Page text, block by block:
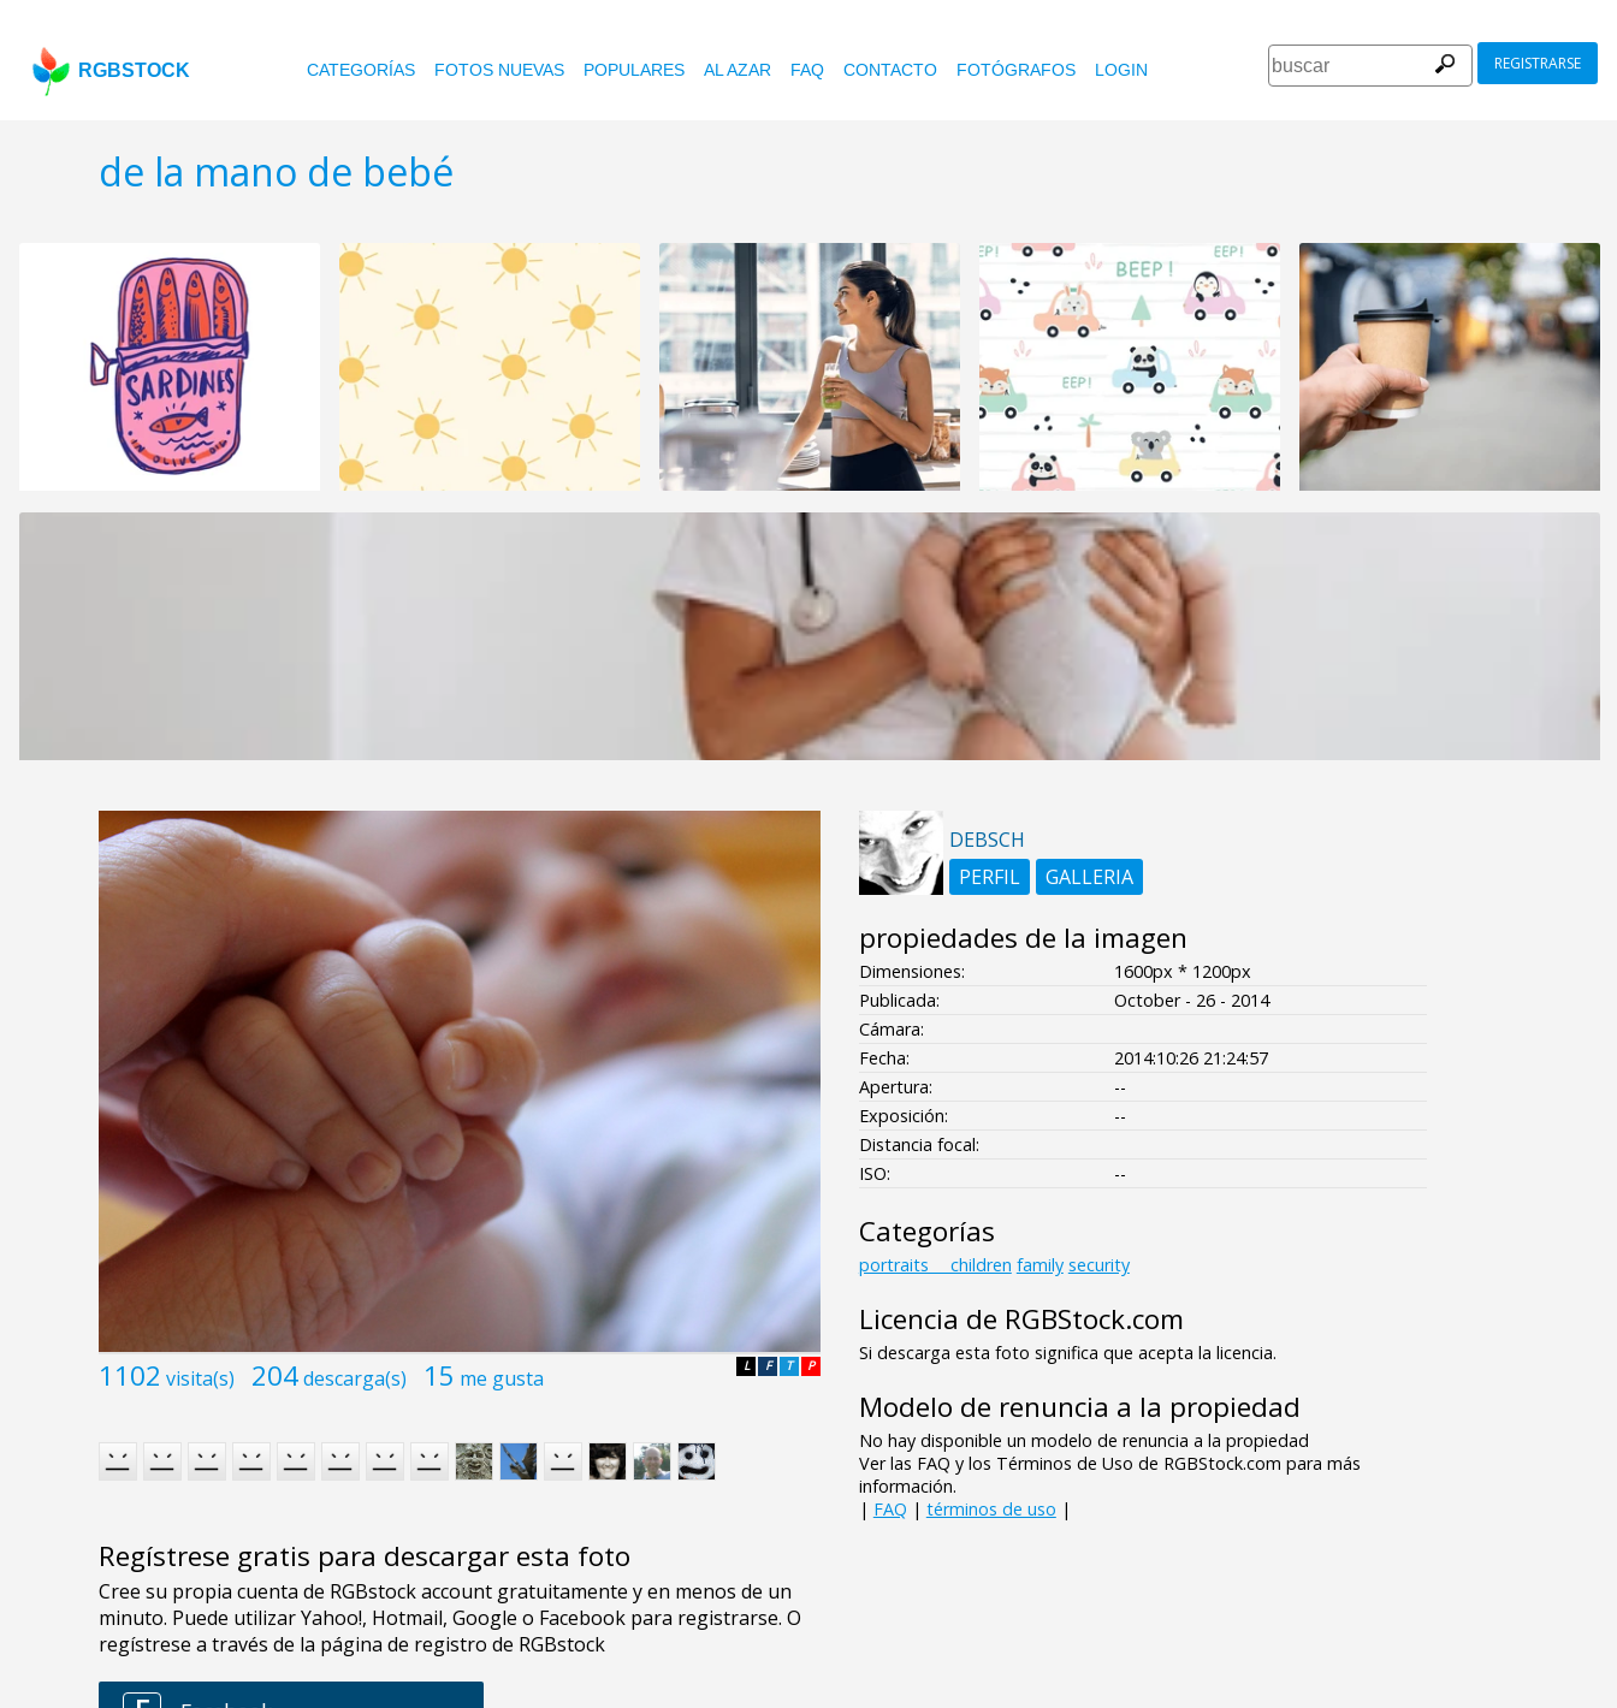
RGBSTOCK CATEGORÍAS FOTOS NUEVAS POPULARES AL AZAR FAQ CONTACTO FOTÓGRAFOS LOGIN REGISTRARSE
de la mano de bebé
1102 visita(s) 204descarga(s) 15 me gusta P
T
F
L
Regístrese gratis para descargar esta foto
DEBSCH
PERFIL
GALLERIA
propiedades de la imagen
Dimensiones:
1600px * 1200px
Publicada:
October - 26 - 2014
Cámara:
Fecha:
2014:10:26 21:24:57
Apertura:
--
Exposición:
--
Distancia focal:
ISO:
--
Categorías
portraits___children family security
Licencia de RGBStock.com
Si descarga esta foto significa que acepta la licencia.
Modelo de renuncia a la propiedad
No hay disponible un modelo de renuncia a la propiedad
Ver las FAQ y los Términos de Uso de RGBStock.com para más
información.
| FAQ | términos de uso |